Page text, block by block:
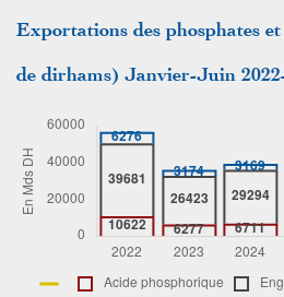
Exportations des phosphates
de dirhams) Janvier-Juin